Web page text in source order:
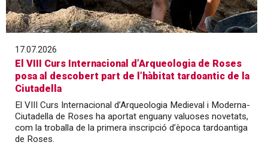
17.07.2026
El VIII Curs Internacional d’Arqueologia de Roses
posa al descobert part de l’hàbitat tardoantic de la
Ciutadella
El VIII Curs Internacional d’Arqueologia Medieval i Moderna-
Ciutadella de Roses ha aportat enguany valuoses novetats,
com la troballa de la primera inscripció d’època tardoantiga
de Roses.